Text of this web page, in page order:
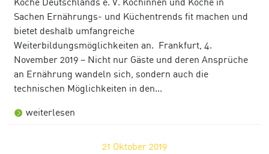
Sachen Ernährungs- und Küchentrends fit machen und
bietet deshalb umfangreiche
Weiterbildungsmöglichkeiten an. Frankfurt, 4.
November 2019 – Nicht nur Gäste und deren Ansprüche
an Ernährung wandeln sich, sondern auch die
technischen Möglichkeiten in den...
weiterlesen
21 Oktober 2019